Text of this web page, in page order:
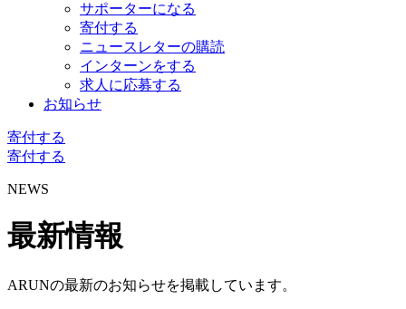
サポーターになる
寄付する
ニュースレターの購読
インターンをする
求人に応募する
お知らせ
寄付する
寄付する
NEWS
最新情報
ARUNの最新のお知らせを掲載しています。